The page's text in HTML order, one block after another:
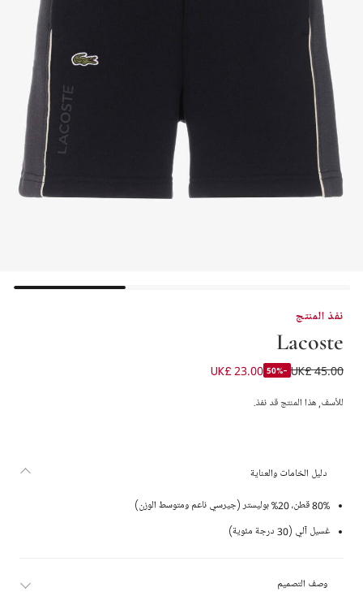
نفذ المنتج
Lacoste
شورت قطن جيرسي بشعار التمساح لون أسود للأولاد
UK£ 45.00
-50%
UK£ 23.00
للأسف, هذا المنتج قد نفذ.
دليل الخامات والعناية
80% قطن، 20% بوليستر (جيرسي ناعم ومتوسط الوزن)
غسيل آلي (30 درجة مئوية)
وصف التصميم